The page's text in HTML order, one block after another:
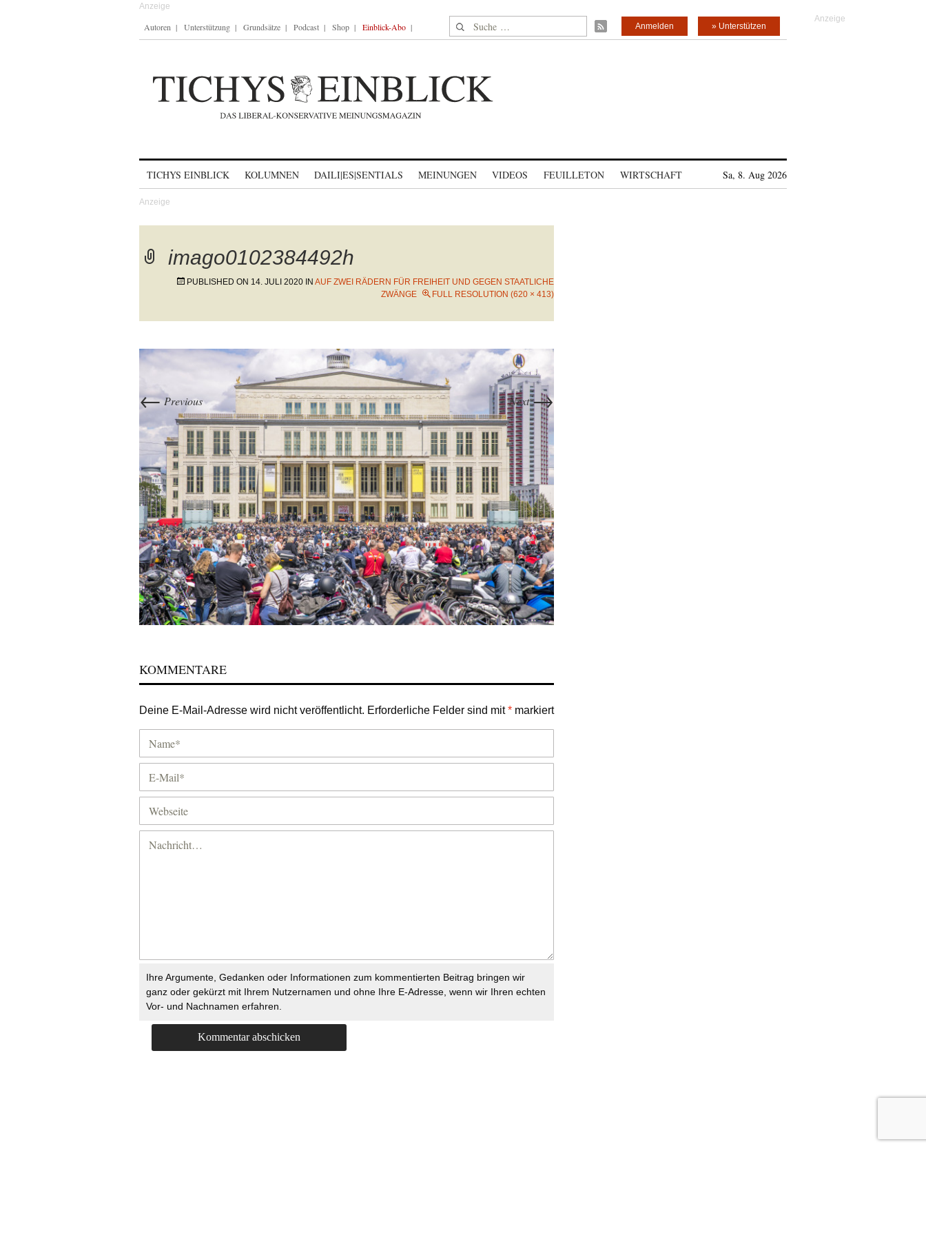
Autoren Unterstützung Grundsätze Podcast Shop Einblick-Abo Suche nach: » Unterstützen
Anmelden
TICHYS EINBLICK KOLUMNEN DAILI|ES|SENTIALS MEINUNGEN VIDEOS FEUILLETON WIRTSCHAFT Sa, 8. Aug 2026
imago0102384492h
PUBLISHED ON 14. JULI 2020 IN AUF ZWEI RÄDERN FÜR FREIHEIT UND GEGEN STAATLICHE
ZWÄNGE
FULL RESOLUTION (620 × 413)
←Previous Next→
KOMMENTARE
Deine E-Mail-Adresse wird nicht veröffentlicht. Erforderliche Felder sind mit* markiert
Ihre Argumente, Gedanken oder Informationen zum kommentierten Beitrag bringen wir
ganz oder gekürzt mit Ihrem Nutzernamen und ohne Ihre E-Adresse, wenn wir Ihren echten
Vor- und Nachnamen erfahren.